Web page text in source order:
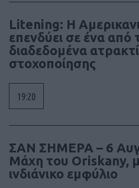
Litening: Η
επενδύει σε ένα από
διαδεδομένα
στοχοποίησης
19:20
ΣΑΝ ΣΗΜΕΡΑ – 6
Μάχη του Oriskany,
ινδιάνικο εμφύλιο